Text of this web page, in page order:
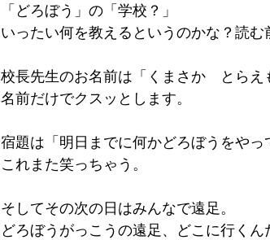
「どろぼう」の「学校？」
いったい何を教えるというのかな？読む
校長先生のお名前は「くまさか　とらえ
名前だけでクスッとします。
宿題は「明日までに何かどろぼうをやっ
これまた笑っちゃう。
そしてその次の日はみんなで遠足。
どろぼうがっこうの遠足、どこに行くん